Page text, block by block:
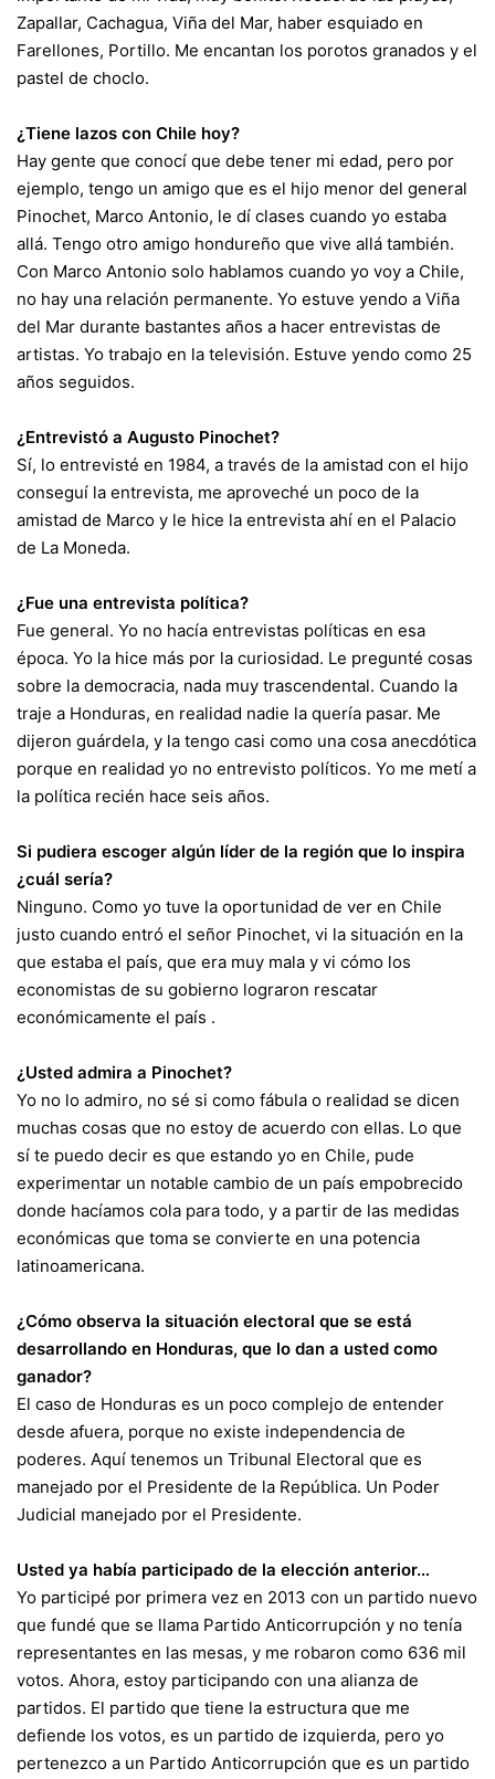
Zapallar, Cachagua, Viña del Mar, haber esquiado en
Farellones, Portillo. Me encantan los porotos granados y el
pastel de choclo.
¿Tiene lazos con Chile hoy?
Hay gente que conocí que debe tener mi edad, pero por
ejemplo, tengo un amigo que es el hijo menor del general
Pinochet, Marco Antonio, le dí clases cuando yo estaba
allá. Tengo otro amigo hondureño que vive allá también.
Con Marco Antonio solo hablamos cuando yo voy a Chile,
no hay una relación permanente. Yo estuve yendo a Viña
del Mar durante bastantes años a hacer entrevistas de
artistas. Yo trabajo en la televisión. Estuve yendo como 25
años seguidos.
¿Entrevistó a Augusto Pinochet?
Sí, lo entrevisté en 1984, a través de la amistad con el hijo
conseguí la entrevista, me aproveché un poco de la
amistad de Marco y le hice la entrevista ahí en el Palacio
de La Moneda.
¿Fue una entrevista política?
Fue general. Yo no hacía entrevistas políticas en esa
época. Yo la hice más por la curiosidad. Le pregunté cosas
sobre la democracia, nada muy trascendental. Cuando la
traje a Honduras, en realidad nadie la quería pasar. Me
dijeron guárdela, y la tengo casi como una cosa anecdótica
porque en realidad yo no entrevisto políticos. Yo me metí a
la política recién hace seis años.
Si pudiera escoger algún líder de la región que lo inspira
¿cuál sería?
Ninguno. Como yo tuve la oportunidad de ver en Chile
justo cuando entró el señor Pinochet, vi la situación en la
que estaba el país, que era muy mala y vi cómo los
economistas de su gobierno lograron rescatar
económicamente el país .
¿Usted admira a Pinochet?
Yo no lo admiro, no sé si como fábula o realidad se dicen
muchas cosas que no estoy de acuerdo con ellas. Lo que
sí te puedo decir es que estando yo en Chile, pude
experimentar un notable cambio de un país empobrecido
donde hacíamos cola para todo, y a partir de las medidas
económicas que toma se convierte en una potencia
latinoamericana.
¿Cómo observa la situación electoral que se está
desarrollando en Honduras, que lo dan a usted como
ganador?
El caso de Honduras es un poco complejo de entender
desde afuera, porque no existe independencia de
poderes. Aquí tenemos un Tribunal Electoral que es
manejado por el Presidente de la República. Un Poder
Judicial manejado por el Presidente.
Usted ya había participado de la elección anterior…
Yo participé por primera vez en 2013 con un partido nuevo
que fundé que se llama Partido Anticorrupción y no tenía
representantes en las mesas, y me robaron como 636 mil
votos. Ahora, estoy participando con una alianza de
partidos. El partido que tiene la estructura que me
defiende los votos, es un partido de izquierda, pero yo
pertenezco a un Partido Anticorrupción que es un partido